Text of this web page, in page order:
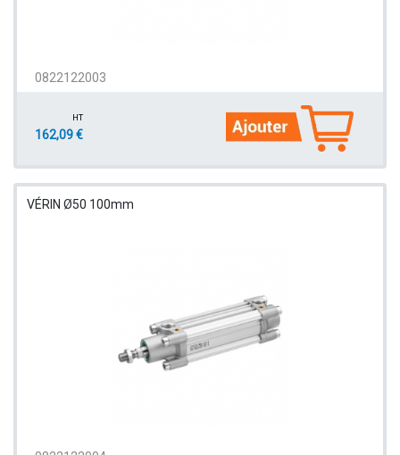
0822122003
HT
162,09 €
VÉRIN Ø50 100mm